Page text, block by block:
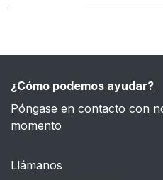
¿Cómo podemos ayudar?
Póngase en contacto con
momento
Llámanos